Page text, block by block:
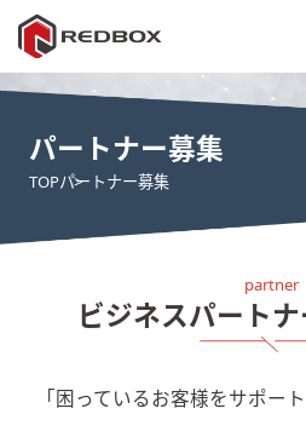
パートナー募集
TOPパートナー募集
ビジネスパート
「困っているお客様をサポー